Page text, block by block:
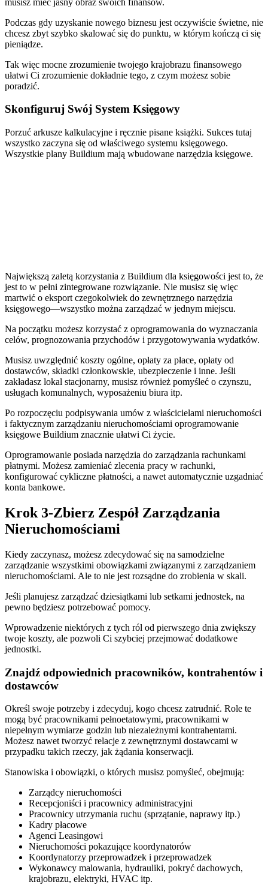
Podczas gdy uzyskanie nowego biznesu jest oczywiście świetne, nie
chcesz zbyt szybko skalować się do punktu, w którym kończą ci się
pieniądze.
Tak więc mocne zrozumienie twojego krajobrazu finansowego
ułatwi Ci zrozumienie dokładnie tego, z czym możesz sobie
poradzić.
Skonfiguruj Swój System Księgowy
Porzuć arkusze kalkulacyjne i ręcznie pisane książki. Sukces tutaj
wszystko zaczyna się od właściwego systemu księgowego.
Wszystkie plany Buildium mają wbudowane narzędzia księgowe.
Największą zaletą korzystania z Buildium dla księgowości jest to, że
jest to w pełni zintegrowane rozwiązanie. Nie musisz się więc
martwić o eksport czegokolwiek do zewnętrznego narzędzia
księgowego—wszystko można zarządzać w jednym miejscu.
Na początku możesz korzystać z oprogramowania do wyznaczania
celów, prognozowania przychodów i przygotowywania wydatków.
Musisz uwzględnić koszty ogólne, opłaty za płace, opłaty od
dostawców, składki członkowskie, ubezpieczenie i inne. Jeśli
zakładasz lokal stacjonarny, musisz również pomyśleć o czynszu,
usługach komunalnych, wyposażeniu biura itp.
Po rozpoczęciu podpisywania umów z właścicielami nieruchomości
i faktycznym zarządzaniu nieruchomościami oprogramowanie
księgowe Buildium znacznie ułatwi Ci życie.
Oprogramowanie posiada narzędzia do zarządzania rachunkami
płatnymi. Możesz zamieniać zlecenia pracy w rachunki,
konfigurować cykliczne płatności, a nawet automatycznie uzgadniać
konta bankowe.
Krok 3-Zbierz Zespół Zarządzania
Nieruchomościami
Kiedy zaczynasz, możesz zdecydować się na samodzielne
zarządzanie wszystkimi obowiązkami związanymi z zarządzaniem
nieruchomościami. Ale to nie jest rozsądne do zrobienia w skali.
Jeśli planujesz zarządzać dziesiątkami lub setkami jednostek, na
pewno będziesz potrzebować pomocy.
Wprowadzenie niektórych z tych ról od pierwszego dnia zwiększy
twoje koszty, ale pozwoli Ci szybciej przejmować dodatkowe
jednostki.
Znajdź odpowiednich pracowników, kontrahentów i
dostawców
Określ swoje potrzeby i zdecyduj, kogo chcesz zatrudnić. Role te
mogą być pracownikami pełnoetatowymi, pracownikami w
niepełnym wymiarze godzin lub niezależnymi kontrahentami.
Możesz nawet tworzyć relacje z zewnętrznymi dostawcami w
przypadku takich rzeczy, jak żądania konserwacji.
Stanowiska i obowiązki, o których musisz pomyśleć, obejmują:
Zarządcy nieruchomości
Recepcjoniści i pracownicy administracyjni
Pracownicy utrzymania ruchu (sprzątanie, naprawy itp.)
Kadry płacowe
Agenci Leasingowi
Nieruchomości pokazujące koordynatorów
Koordynatorzy przeprowadzek i przeprowadzek
Wykonawcy malowania, hydrauliki, pokryć dachowych,
krajobrazu, elektryki, HVAC itp.